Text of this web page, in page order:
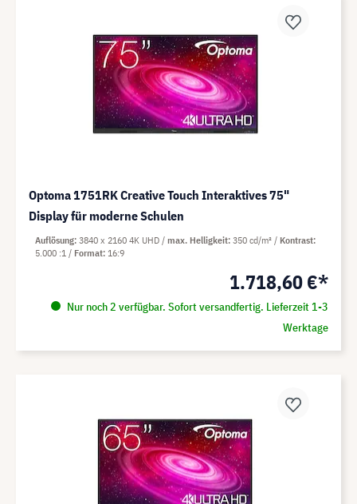
Optoma 1751RK Creative Touch Interaktives 75"
Display für moderne Schulen
1.718,60 €*
Nur noch 2 verfügbar. Sofort versandfertig. Lieferzeit 1-3
Werktage
Auflösung 3840 x 2160 4K UHD max. Helligkeit 350 cd/m²
Kontrast
5.000 :1
Format 16:9